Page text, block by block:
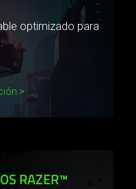
optimizado para
RAZER™